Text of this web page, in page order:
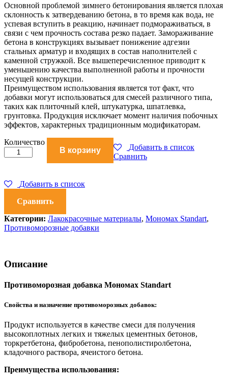
Основной проблемой зимнего бетонирования является плохая
склонность к затвердеванию бетона, в то время как вода, не
успевая вступить в реакцию, начинает подмораживаться, в
связи с чем прочность состава резко падает. Замораживание
бетона в конструкциях вызывает понижение адгезии
стальных арматур и входящих в состав наполнителей с
каменной стружкой. Все вышеперечисленное приводит к
уменьшению качества выполненной работы и прочности
несущей конструкции.
Преимуществом использования является тот факт, что
добавки могут использоваться для смесей различного типа,
таких как плиточный клей, штукатурка, шпатлевка,
грунтовка. Продукция исключает момент наличия побочных
эффектов, характерных традиционным модификаторам.
Противоморозная
добавка
Мономах
10
л
количество
Количество
В корзину
Добавить в список
Сравнить
Добавить в список
Сравнить
Категории: Лакокрасочные материалы, Мономах Standart,
Противоморозные добавки
Описание
Противоморозная добавка Мономах Standart
Свойства и назначение противоморозных добавок:
Продукт используется в качестве смеси для получения
высокоплотных легких и тяжелых цементных бетонов,
торкретбетона, фибробетона, пенополистиролбетона,
кладочного раствора, ячеистого бетона.
Преимущества использования: